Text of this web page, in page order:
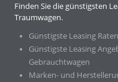
Finden Sie die günstigsten
Traumwagen.
Günstigste Leasing Raten
Günstigste Leasing
Gebrauchtwagen
Marken- und